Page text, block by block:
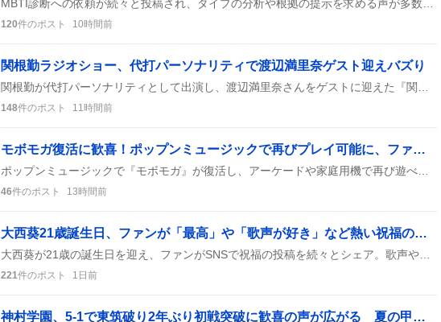
120件のポスト 10時間前
関根勤ラジオショー、代打パーソナリティで渡辺満里奈ゲスト迎えバズり
148件のポスト 11時間前
モボモガ復活に歓喜！ポップンミュージックで再びプレイ可能に、ファンが沸く
46件のポスト 13時間前
大西葵21歳誕生日、ファンが「最高」や「歌声が好き」など熱い祝福の声続出
221件のポスト 1日前
神村学園、5-1で東筑破り2年ぶり初戦突破に歓喜の声が広がる 夏の甲子園熱狂ファン熱狂